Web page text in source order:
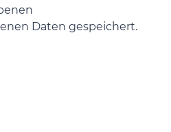
Daten gespeichert.